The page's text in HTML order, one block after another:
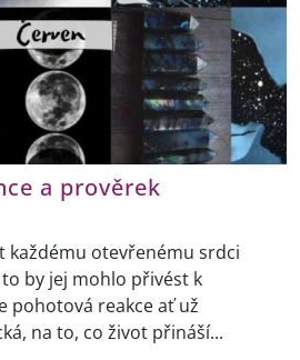
a prověrek
každému otevřenému srdci
by jej mohlo přivést k
pohotová reakce ať už
na to, co život přináší...